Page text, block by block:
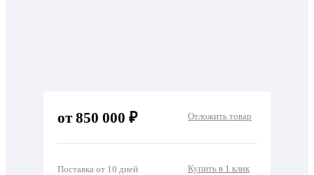
от 850 000 ₽ Отложить товар
Поставка от 10 дней Купить в 1 клик